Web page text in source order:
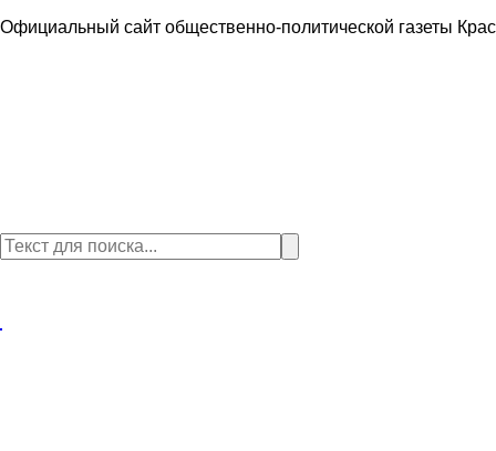
Официальный сайт общественно-политической газеты